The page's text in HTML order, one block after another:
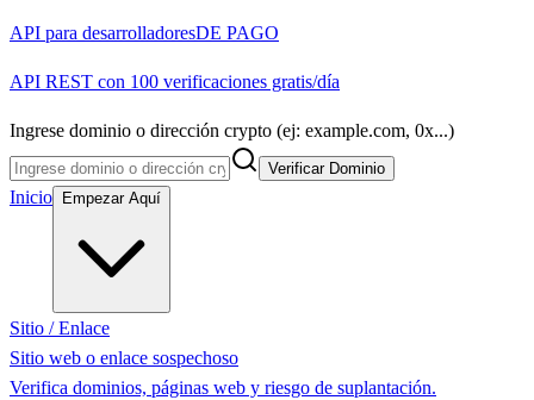
API para desarrolladoresDE PAGO
API REST con 100 verificaciones gratis/día
Ingrese dominio o dirección crypto (ej: example.com, 0x...)
Verificar Dominio
Inicio Empezar Aquí
Sitio / Enlace
Sitio web o enlace sospechoso
Verifica dominios, páginas web y riesgo de suplantación.